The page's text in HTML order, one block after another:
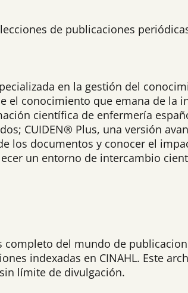
de publicaciones
en la gestión del
el conocimiento que emana de la
científica de enfermería
CUIDEN® Plus, una versión
los documentos y conocer el
un entorno de intercambio
completo del mundo de
indexadas en CINAHL. Este
límite de divulgación.